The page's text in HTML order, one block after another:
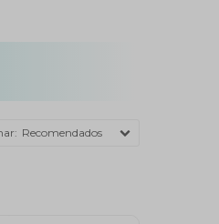
Recomendados